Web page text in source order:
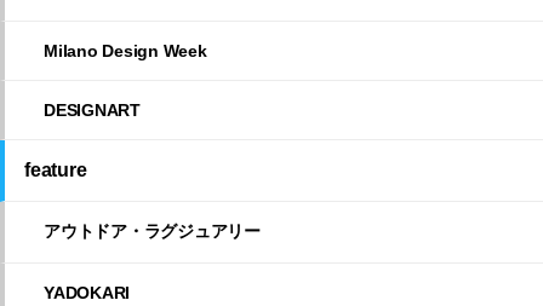
Milano Design Week
DESIGNART
feature
アウトドア・ラグジュアリー
YADOKARI